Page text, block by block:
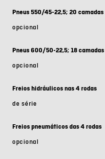
Pneus 550/45-22,5; 20 camadas
opcional
Pneus 600/50-22,5; 18 camadas
opcional
Freios hidráulicos nas 4 rodas
de série
Freios pneumáticos das 4 rodas
opcional